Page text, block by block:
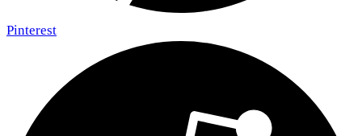
Pinterest